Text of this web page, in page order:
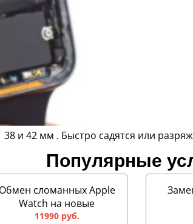
и 42 мм . Быстро садятся или
Популярные
Обмен сломанных Apple
Watch на новые
11990 руб.